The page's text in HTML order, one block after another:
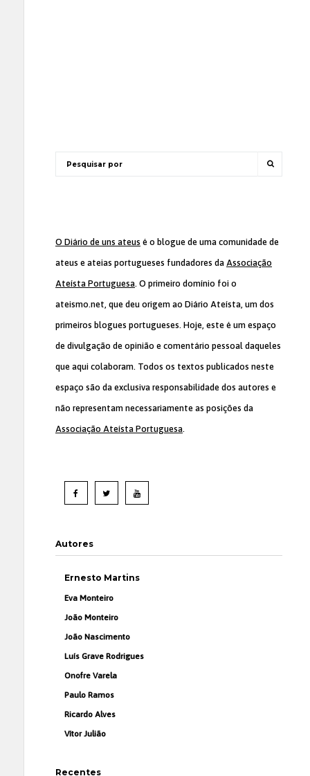
O Diário de uns ateus é o blogue de uma comunidade de
ateus e ateias portugueses fundadores da Associação
Ateísta Portuguesa. O primeiro domínio foi o
ateismo.net, que deu origem ao Diário Ateísta, um dos
primeiros blogues portugueses. Hoje, este é um espaço
de divulgação de opinião e comentário pessoal daqueles
que aqui colaboram. Todos os textos publicados neste
espaço são da exclusiva responsabilidade dos autores e
não representam necessariamente as posições da
Associação Ateísta Portuguesa.
Autores
Ernesto Martins
Eva Monteiro
João Monteiro
João Nascimento
Luís Grave Rodrigues
Onofre Varela
Paulo Ramos
Ricardo Alves
Vítor Julião
Recentes